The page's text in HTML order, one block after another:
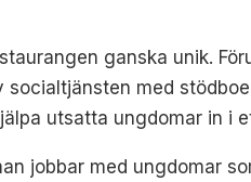
ganska unik.
med
utsatta ungdomar in i
jobbar med ungdomar